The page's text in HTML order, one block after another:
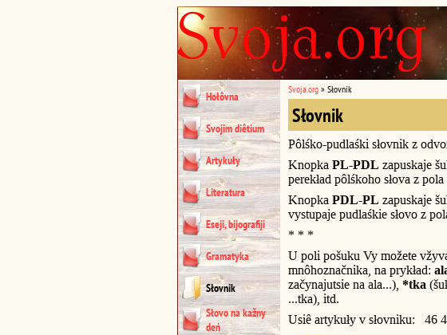
Hołôvna
Svojim diêtium
Artykuły
Literatura
Eseji, bijografiji
Gramatyka
Słovnik
Słovo na kažny
deń
Svoja.org » Słovnik
Słovnik
Pôlśko-pudlaśki słovnik z
Knopka PL-PDL zapuskaje
perekład pôlśkoho słova z
Knopka PDL-PL zapuskaje
vystupaje pudlaśkie słovo z
* * *
U poli pošuku Vy možete
mnôhoznačnika, na prykład:
začynajutsie na ala...), *tka
...tka), itd.
Usiê artykuły v słovniku: 46